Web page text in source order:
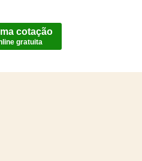
cotação
gratuita